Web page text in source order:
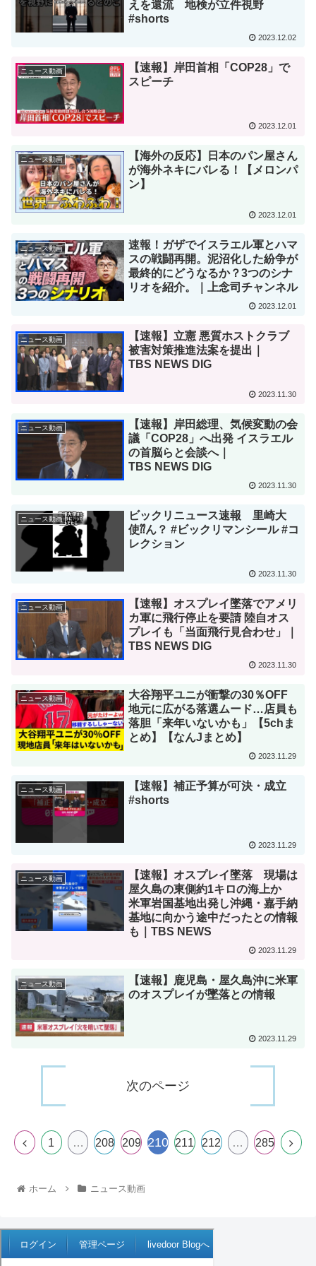
えを還流 地検が立件視野
#shorts
2023.12.02
ニュース動画
【速報】岸田首相「COP28」で
スピーチ
2023.12.01
ニュース動画
【海外の反応】日本のパン屋さん
が海外ネキにバレる！【メロンパ
ン】
2023.12.01
ニュース動画
速報！ガザでイスラエル軍とハマ
スの戦闘再開。泥沼化した紛争が
最終的にどうなるか？3つのシナ
リオを紹介。｜上念司チャンネル
2023.12.01
ニュース動画
【速報】立憲 悪質ホストクラブ
被害対策推進法案を提出｜
TBS NEWS DIG
2023.11.30
ニュース動画
【速報】岸田総理、気候変動の会
議「COP28」へ出発 イスラエル
の首脳らと会談へ｜
TBS NEWS DIG
2023.11.30
ニュース動画
ビックリニュース速報 里崎大
使⁇ん？ #ビックリマンシール #コ
レクション
2023.11.30
ニュース動画
【速報】オスプレイ墜落でアメリ
カ軍に飛行停止を要請 陸自オス
プレイも「当面飛行見合わせ」｜
TBS NEWS DIG
2023.11.30
ニュース動画
大谷翔平ユニが衝撃の30％OFF
地元に広がる落選ムード…店員も
落胆「来年いないかも」【5chま
とめ】【なんJまとめ】
2023.11.29
ニュース動画
【速報】補正予算が可決・成立
#shorts
2023.11.29
ニュース動画
【速報】オスプレイ墜落 現場は
屋久島の東側約1キロの海上か
米軍岩国基地出発し沖縄・嘉手納
基地に向かう途中だったとの情報
も｜TBS NEWS
2023.11.29
ニュース動画
【速報】鹿児島・屋久島沖に米軍
のオスプレイが墜落との情報
2023.11.29
次のページ
1 … 208 209 210 211 212 … 285
ホーム ニュース動画